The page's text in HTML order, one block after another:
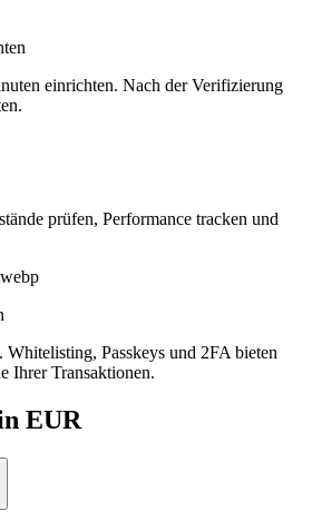
einrichten. Nach der Verifizierung
prüfen, Performance tracken und
Passkeys und 2FA bieten
Ihrer Transaktionen.
EUR